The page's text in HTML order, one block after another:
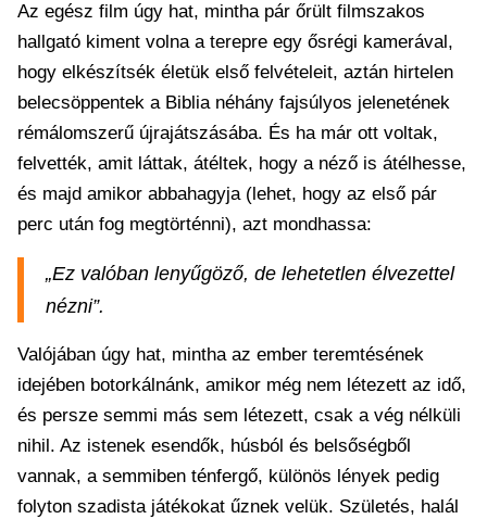
Az egész film úgy hat, mintha pár őrült filmszakos
hallgató kiment volna a terepre egy ősrégi kamerával,
hogy elkészítsék életük első felvételeit, aztán hirtelen
belecsöppentek a Biblia néhány fajsúlyos jelenetének
rémálomszerű újrajátszásába. És ha már ott voltak,
felvették, amit láttak, átéltek, hogy a néző is átélhesse,
és majd amikor abbahagyja (lehet, hogy az első pár
perc után fog megtörténni), azt mondhassa:
„Ez valóban lenyűgöző, de lehetetlen élvezettel
nézni”.
Valójában úgy hat, mintha az ember teremtésének
idejében botorkálnánk, amikor még nem létezett az idő,
és persze semmi más sem létezett, csak a vég nélküli
nihil. Az istenek esendők, húsból és belsőségből
vannak, a semmiben ténfergő, különös lények pedig
folyton szadista játékokat űznek velük. Születés, halál